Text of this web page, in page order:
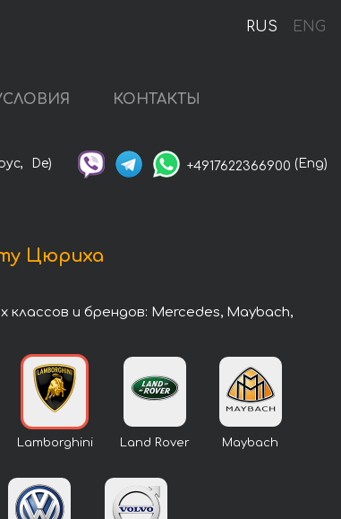
RUS ENG
КОНТАКТЫ
De) +4917622366900 (Eng)
Цюриха
и брендов: Mercedes, Maybach,
Lamborghini Land Rover Maybach